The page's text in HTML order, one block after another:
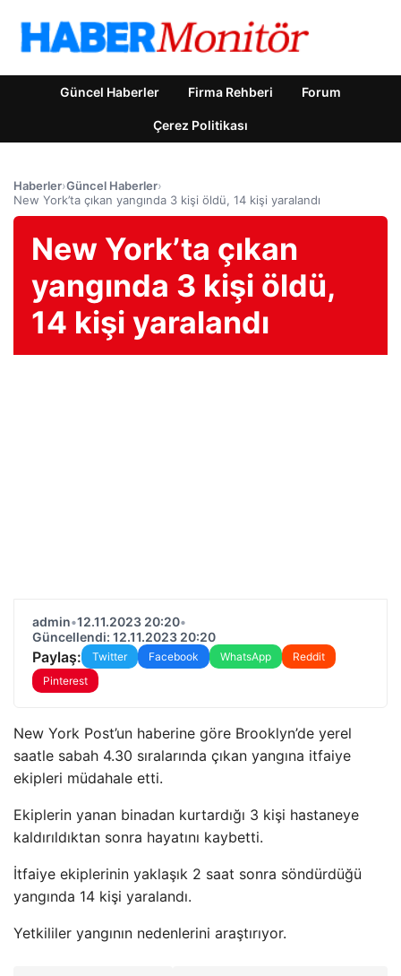
Güncel Haberler Firma Rehberi Forum
Çerez Politikası
Haberler›Güncel Haberler›
New York’ta çıkan yangında 3 kişi öldü, 14 kişi yaralandı
New York’ta çıkan
yangında 3 kişi öldü,
14 kişi yaralandı
admin•12.11.2023 20:20•
Güncellendi: 12.11.2023 20:20
Paylaş: Twitter Facebook WhatsApp
Reddit
Pinterest
New York Post’un haberine göre Brooklyn’de yerel
saatle sabah 4.30 sıralarında çıkan yangına itfaiye
ekipleri müdahale etti.
Ekiplerin yanan binadan kurtardığı 3 kişi hastaneye
kaldırıldıktan sonra hayatını kaybetti.
İtfaiye ekiplerinin yaklaşık 2 saat sonra söndürdüğü
yangında 14 kişi yaralandı.
Yetkililer yangının nedenlerini araştırıyor.